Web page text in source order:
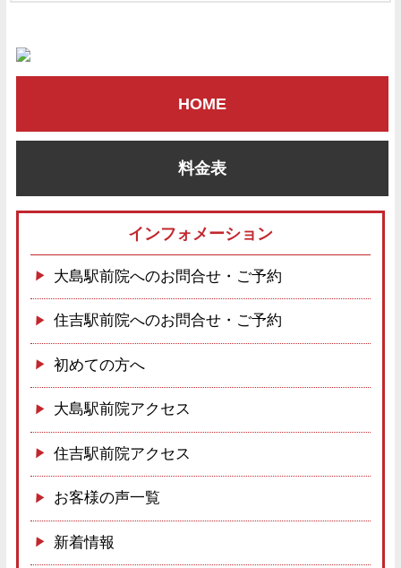
HOME
料金表
インフォメーション
大島駅前院へのお問合せ・ご予約
住吉駅前院へのお問合せ・ご予約
初めての方へ
大島駅前院アクセス
住吉駅前院アクセス
お客様の声一覧
新着情報